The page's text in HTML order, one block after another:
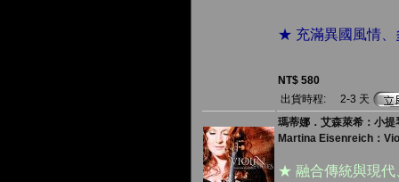
★ 充滿異國風情、
NT$ 580
出貨時程:
2-3 天
瑪蒂娜．艾森萊希：小
Martina Eisenreich：
★ 融合傳統與現代